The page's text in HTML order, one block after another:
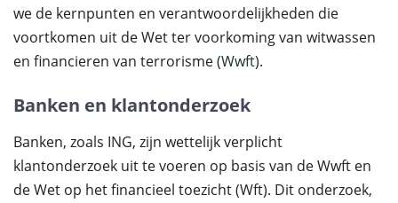
we de kernpunten en verantwoordelijkheden die
voortkomen uit de Wet ter voorkoming van witwassen
en financieren van terrorisme (Wwft).
Banken en klantonderzoek
Banken, zoals ING, zijn wettelijk verplicht
klantonderzoek uit te voeren op basis van de Wwft en
de Wet op het financieel toezicht (Wft). Dit onderzoek,